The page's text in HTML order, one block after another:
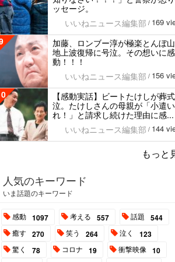
ッセージ。
いいねニュース編集部 / 169
加藤、ロンブー淳が極楽とんぼ
地上波復帰に号泣。その想いに感
動！！！
いいねニュース編集部 / 156
【感動実話】ビートたけしが葬
泣。たけしさんの母親が「小遣い
れ！」と請求し続けた理由に感...
いいねニュース編集部 / 144
もっと
人気のキーワード
いま話題のキーワード
感動 1097 考える 557 話題 544
癒す 270 笑う 264 泣く 123
驚く 78 コロナ 19 衝撃映像 10